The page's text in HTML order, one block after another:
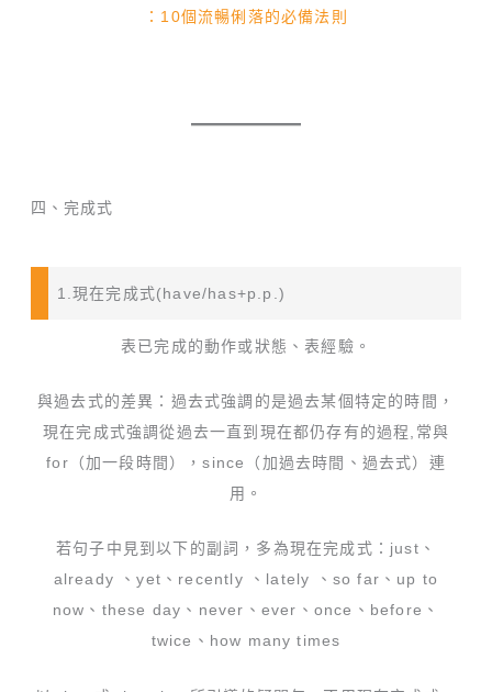
：10個流暢俐落的必備法則
四、完成式
1.現在完成式(have/has+p.p.)
表已完成的動作或狀態、表經驗。
與過去式的差異：過去式強調的是過去某個特定的時間，
現在完成式強調從過去一直到現在都仍存有的過程,常與
for（加一段時間），since（加過去時間、過去式）連
用。
若句子中見到以下的副詞，多為現在完成式：just、
already 、yet、recently 、lately 、so far、up to
now、these day、never、ever、once、before、
twice、how many times